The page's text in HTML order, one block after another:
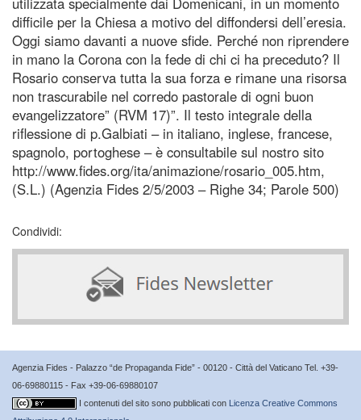
difficile per la Chiesa a motivo del diffondersi dell’eresia.
Oggi siamo davanti a nuove sfide. Perché non riprendere
in mano la Corona con la fede di chi ci ha preceduto? Il
Rosario conserva tutta la sua forza e rimane una risorsa
non trascurabile nel corredo pastorale di ogni buon
evangelizzatore” (RVM 17)”. Il testo integrale della
riflessione di p.Galbiati – in italiano, inglese, francese,
spagnolo, portoghese – è consultabile sul nostro sito
http://www.fides.org/ita/animazione/rosario_005.htm,
(S.L.) (Agenzia Fides 2/5/2003 – Righe 34; Parole 500)
Condividi:
Agenzia Fides - Palazzo “de Propaganda Fide” - 00120 - Città del Vaticano Tel. +39-
06-69880115 - Fax +39-06-69880107
I contenuti del sito sono pubblicati con Licenza Creative Commons